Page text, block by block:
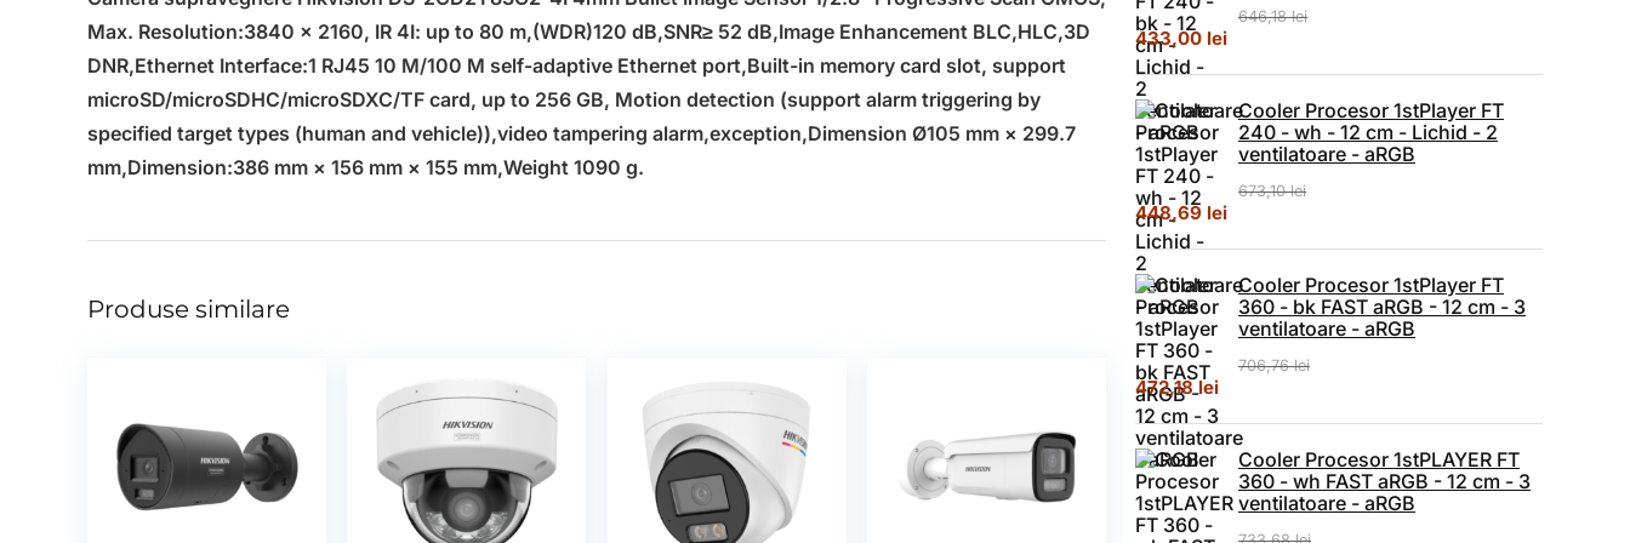
Max. Resolution:3840 × 2160, IR 4I: up to 80 m,(WDR)120 dB,SNR≥ 52 dB,Image Enhancement BLC,HLC,3D
DNR,Ethernet Interface:1 RJ45 10 M/100 M self-adaptive Ethernet port,Built-in memory card slot, support
microSD/microSDHC/microSDXC/TF card, up to 256 GB, Motion detection (support alarm triggering by
specified target types (human and vehicle)),video tampering alarm,exception,Dimension Ø105 mm × 299.7
mm,Dimension:386 mm × 156 mm × 155 mm,Weight 1090 g.
Produse similare
646,18lei
Prețul inițial a fost: 646,18 lei.
433,00 leiPrețul curent este: 433,00 lei.
Cooler Procesor 1stPlayer FT
240 - wh - 12 cm - Lichid - 2
ventilatoare - aRGB
673,10lei
Prețul inițial a fost: 673,10 lei.
448,69 leiPrețul curent este: 448,69 lei.
Cooler Procesor 1stPlayer FT
360 - bk FAST aRGB - 12 cm - 3
ventilatoare - aRGB
706,76lei
Prețul inițial a fost: 706,76 lei.
472,18leiPrețul curent este: 472,18 lei.
Cooler Procesor 1stPLAYER FT
360 - wh FAST aRGB - 12 cm - 3
ventilatoare - aRGB